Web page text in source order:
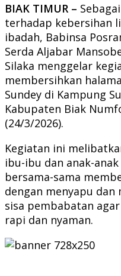
BIAK TIMUR –
terhadap kebersihan
ibadah, Babinsa
Serda Aljabar
Silaka menggelar
membersihkan
Sundey di Kampung
Kabupaten Biak
(24/3/2026).
Kegiatan ini
ibu-ibu dan anak-
bersama-sama
dengan menyapu
sisa pembabatan
rapi dan nyaman.